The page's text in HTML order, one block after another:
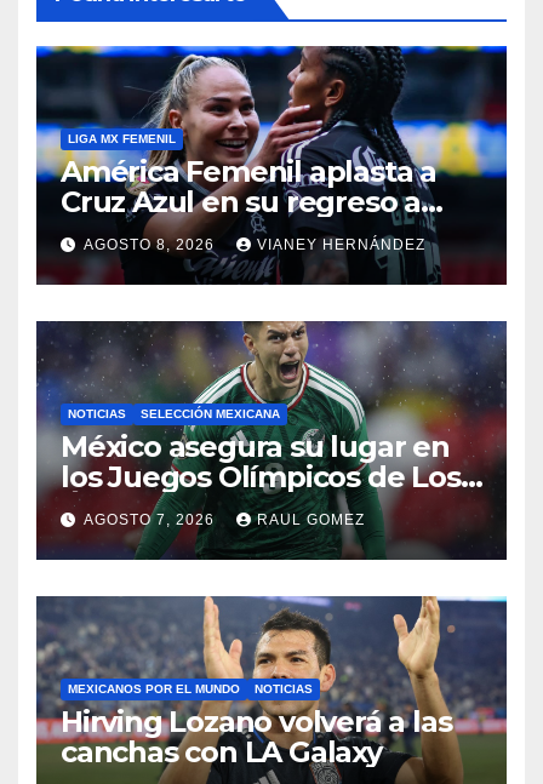
LIGA MX FEMENIL
América Femenil aplasta a
Cruz Azul en su regreso a
casa
AGOSTO 8, 2026 VIANEY HERNÁNDEZ
NOTICIAS SELECCIÓN MEXICANA
México asegura su lugar en
los Juegos Olímpicos de Los
Ángeles 2028
AGOSTO 7, 2026 RAUL GOMEZ
MEXICANOS POR EL MUNDO NOTICIAS
Hirving Lozano volverá a las
canchas con LA Galaxy